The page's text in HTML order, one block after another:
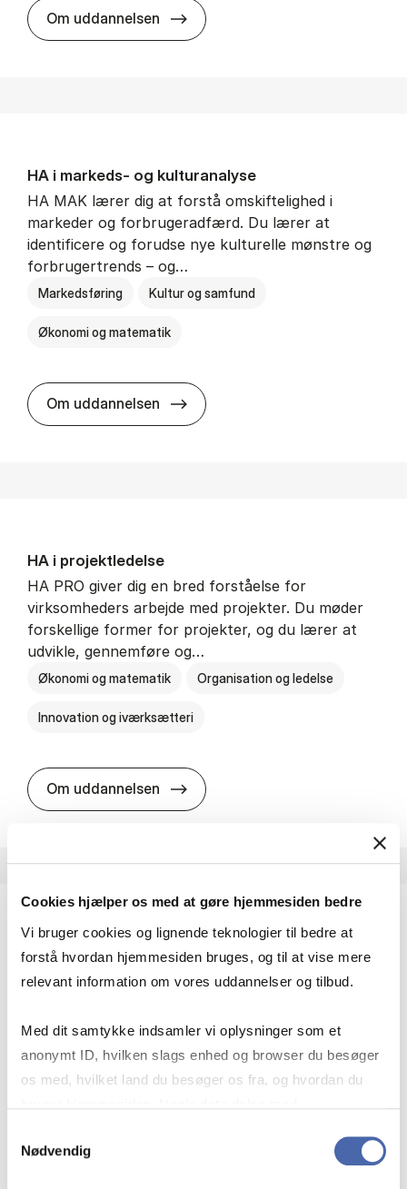
Cookies hjælper os med at gøre hjemmesiden bedre
Vi bruger cookies og lignende teknologier til bedre at
forstå hvordan hjemmesiden bruges, og til at vise mere
relevant information om vores uddannelser og tilbud.
Med dit samtykke indsamler vi oplysninger som et
anonymt ID, hvilken slags enhed og browser du besøger
os med, hvilket land du besøger os fra, og hvordan du
markedsføring. Du bestemmer selv - og kan altid trække
Nødvendig
Om uddannelsen HA al­men erhvervs­økonomi
HA i mar­keds- og kul­tu­r­a­na­ly­se
HA MAK lærer dig at forstå omskiftelighed i
markeder og forbrugeradfærd. Du lærer at
identificere og forudse nye kulturelle mønstre og
forbrugertrends – og…
Markedsføring Kultur og samfund
Økonomi og matematik
Om uddannelsen HA i mar­keds- og kul­tu­r­a­na­ly­se
HA i pro­jekt­le­del­se
HA PRO giver dig en bred forståelse for
virksomheders arbejde med projekter. Du møder
forskellige former for projekter, og du lærer at
udvikle, gennemføre og…
Økonomi og matematik Organisation og ledelse
Innovation og iværksætteri
Om uddannelsen HA i pro­jekt­le­del­se
HA(fil.) - erhvervs­økonomi og fi­lo­so­fi
virksomheder møder i vores komplekse verden.
effektivitet og…
Økonomi og matematik Kultur og samfund